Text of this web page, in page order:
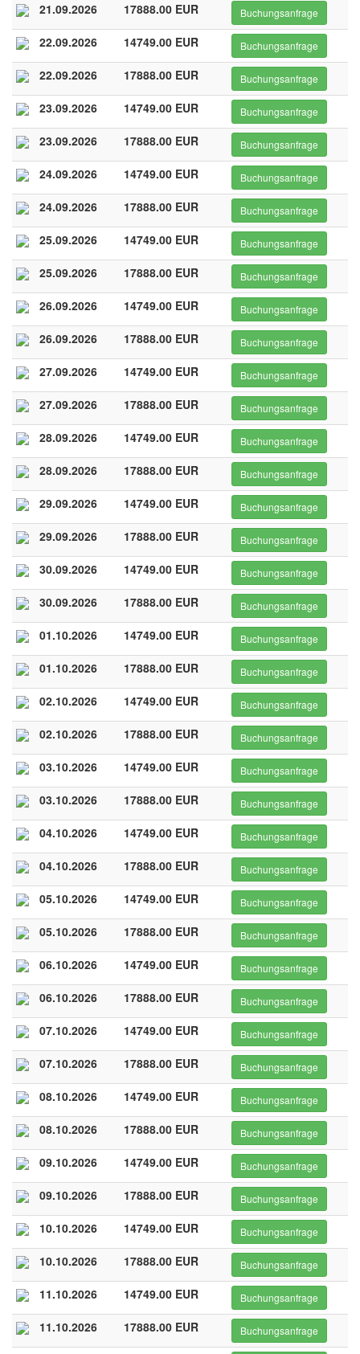
21.09.2026 17888.00 EUR Buchungsanfrage
22.09.2026 14749.00 EUR Buchungsanfrage
22.09.2026 17888.00 EUR Buchungsanfrage
23.09.2026 14749.00 EUR Buchungsanfrage
23.09.2026 17888.00 EUR Buchungsanfrage
24.09.2026 14749.00 EUR Buchungsanfrage
24.09.2026 17888.00 EUR Buchungsanfrage
25.09.2026 14749.00 EUR Buchungsanfrage
25.09.2026 17888.00 EUR Buchungsanfrage
26.09.2026 14749.00 EUR Buchungsanfrage
26.09.2026 17888.00 EUR Buchungsanfrage
27.09.2026 14749.00 EUR Buchungsanfrage
27.09.2026 17888.00 EUR Buchungsanfrage
28.09.2026 14749.00 EUR Buchungsanfrage
28.09.2026 17888.00 EUR Buchungsanfrage
29.09.2026 14749.00 EUR Buchungsanfrage
29.09.2026 17888.00 EUR Buchungsanfrage
30.09.2026 14749.00 EUR Buchungsanfrage
30.09.2026 17888.00 EUR Buchungsanfrage
01.10.2026 14749.00 EUR Buchungsanfrage
01.10.2026 17888.00 EUR Buchungsanfrage
02.10.2026 14749.00 EUR Buchungsanfrage
02.10.2026 17888.00 EUR Buchungsanfrage
03.10.2026 14749.00 EUR Buchungsanfrage
03.10.2026 17888.00 EUR Buchungsanfrage
04.10.2026 14749.00 EUR Buchungsanfrage
04.10.2026 17888.00 EUR Buchungsanfrage
05.10.2026 14749.00 EUR Buchungsanfrage
05.10.2026 17888.00 EUR Buchungsanfrage
06.10.2026 14749.00 EUR Buchungsanfrage
06.10.2026 17888.00 EUR Buchungsanfrage
07.10.2026 14749.00 EUR Buchungsanfrage
07.10.2026 17888.00 EUR Buchungsanfrage
08.10.2026 14749.00 EUR Buchungsanfrage
08.10.2026 17888.00 EUR Buchungsanfrage
09.10.2026 14749.00 EUR Buchungsanfrage
09.10.2026 17888.00 EUR Buchungsanfrage
10.10.2026 14749.00 EUR Buchungsanfrage
10.10.2026 17888.00 EUR Buchungsanfrage
11.10.2026 14749.00 EUR Buchungsanfrage
11.10.2026 17888.00 EUR Buchungsanfrage